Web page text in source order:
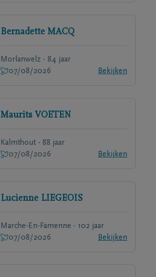
Bernadette MACQ
Morlanwelz - 84 jaar
07/08/2026
Bekijken
Maurits VOETEN
Kalmthout - 88 jaar
07/08/2026
Bekijken
Lucienne LIEGEOIS
Marche-En-Famenne - 102 jaar
07/08/2026
Bekijken